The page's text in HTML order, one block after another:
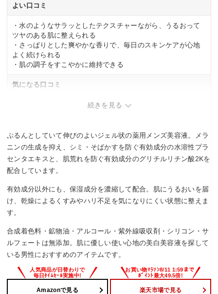
よい口コミ
・水のようなサラッとしたテクスチャーながら、うるおって
ツヤのある肌に整えられる
・さっぱりとした爽やかな香りで、毎日のスキンケアが心地
よく続けられる
・肌の調子をすこやかに維持できる
気になる口コミ
・美容液を使う習慣がない方には、スキンケアのステップが
続きを見る
ぷるんとしていて伸びのよいジェル状の薬用メンズ美容液。メラ
ニンの生成を抑え、シミ・そばかすを防ぐ有効成分の水溶性プラ
センタエキスと、肌荒れを防ぐ有効成分のグリチルリチン酸2Kを
配合しています。
有効成分以外にも、保湿成分を濃縮して配合。肌にうるおいを届
け、乾燥によるくすみやハリ不足を気になりにくい状態に整えま
す。
合成着色料・鉱物油・アルコール・紫外線吸収剤・シリコン・サ
ルフェートは無添加。肌に優しい使い心地の美白美容液を探して
いる男性におすすめのアイテムです。
Amazonで見る 楽天市場で見る